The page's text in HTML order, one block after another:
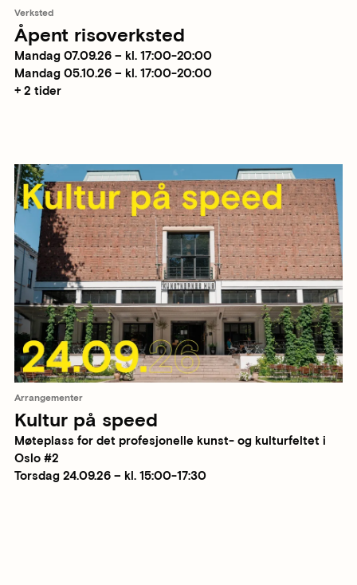
Verksted
Åpent risoverksted
Mandag 07.09.26 – kl. 17:00-20:00
Mandag 05.10.26 – kl. 17:00-20:00
+ 2 tider
Arrangementer
Kultur på speed
Møteplass for det profesjonelle kunst- og kulturfeltet i
Oslo #2
Torsdag 24.09.26 – kl. 15:00-17:30